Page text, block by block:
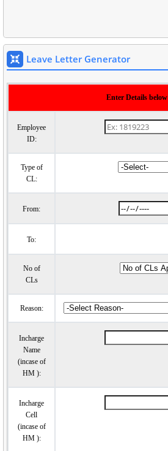
Leave Letter Generator
Enter Details below
Employee
ID:
Type of
CL:
From:
To:
No of
CLs
Reason:
Incharge
Name
(incase of
HM ):
Incharge
Cell
(incase of
HM ):